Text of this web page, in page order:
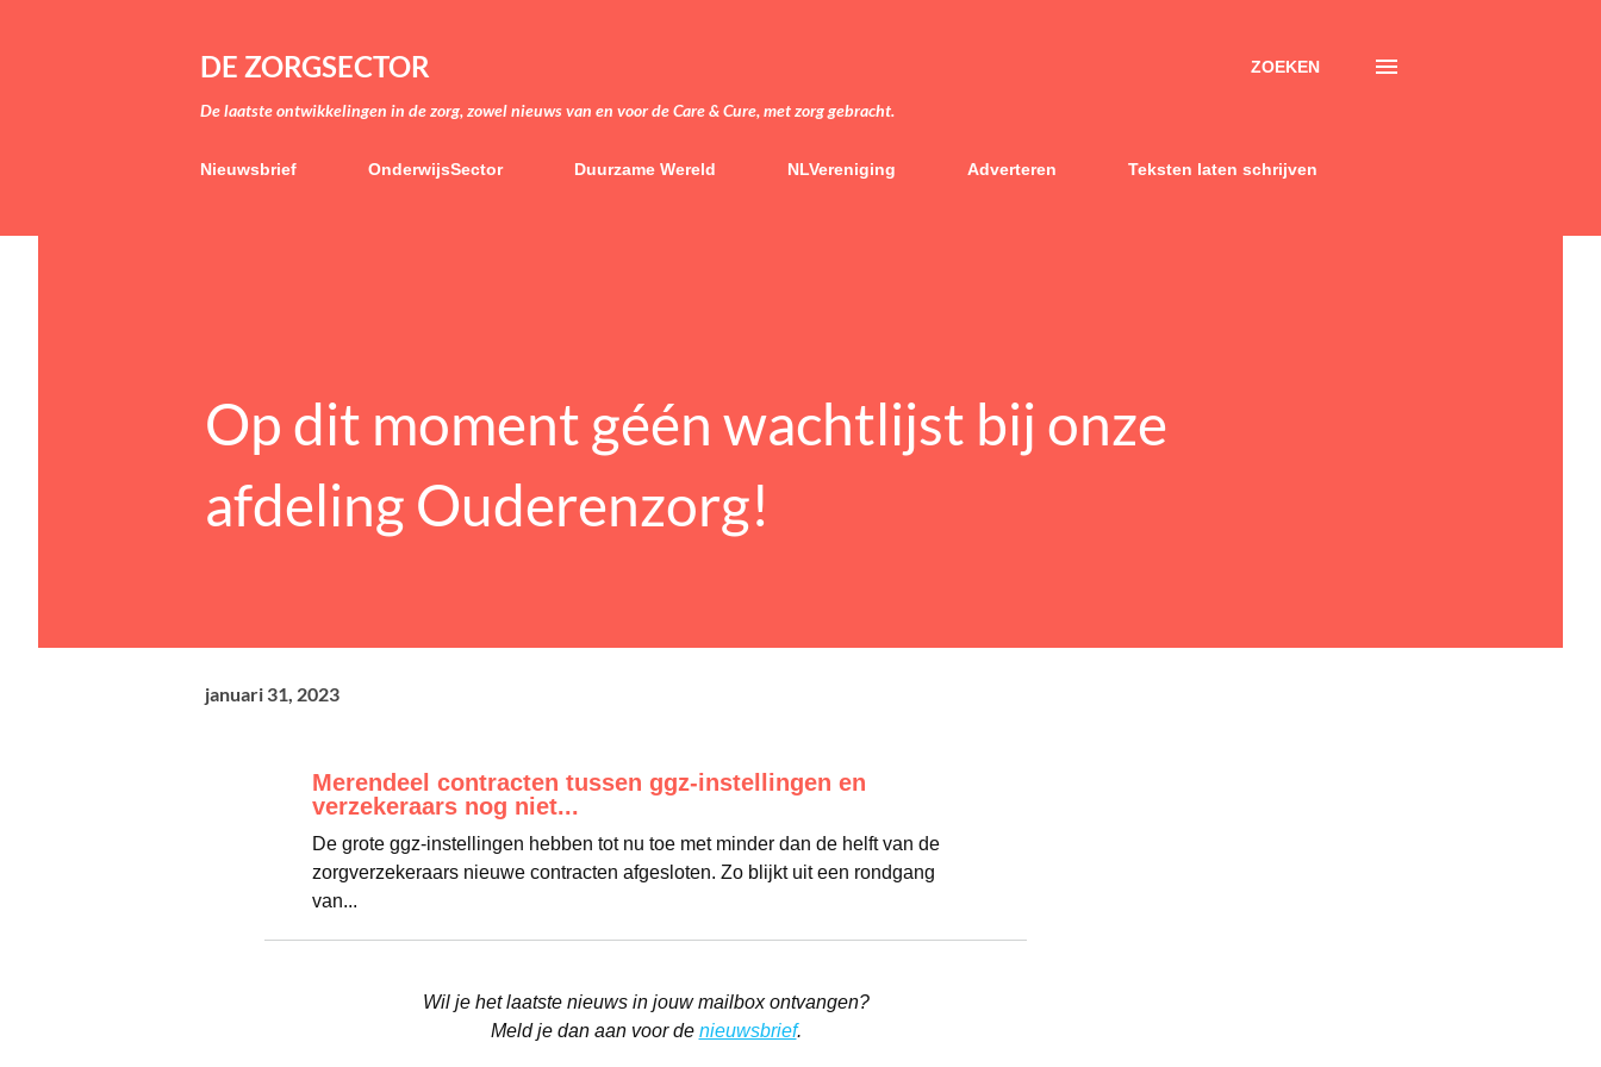
DE ZORGSECTOR
De laatste ontwikkelingen in de zorg, zowel nieuws van en voor de Care & Cure, met zorg gebracht.
ZOEKEN
Nieuwsbrief OnderwijsSector Duurzame Wereld NLVereniging Adverteren Teksten laten schrijven
Op dit moment géén wachtlijst bij onze
afdeling Ouderenzorg!
januari 31, 2023
Merendeel contracten tussen ggz-instellingen en
verzekeraars nog niet...
De grote ggz-instellingen hebben tot nu toe met minder dan de helft van de
zorgverzekeraars nieuwe contracten afgesloten. Zo blijkt uit een rondgang
van...
Wil je het laatste nieuws in jouw mailbox ontvangen?
Meld je dan aan voor de nieuwsbrief.